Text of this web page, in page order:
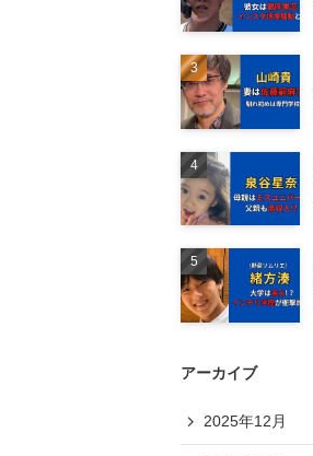
アーカイブ
2025年12月